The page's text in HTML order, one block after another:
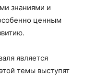
знаниями и
ценным
является
темы выступят